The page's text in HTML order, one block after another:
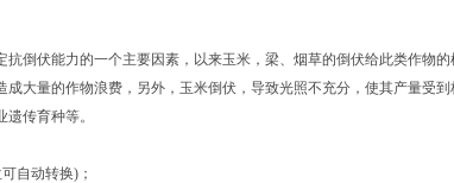
抗倒伏能力的一个主要因素，以来玉米，梁、烟草的倒伏给此类作物
成大量的作物浪费，另外，玉米倒伏，导致光照不充分，使其产量受
传育种等。
自动转换)；